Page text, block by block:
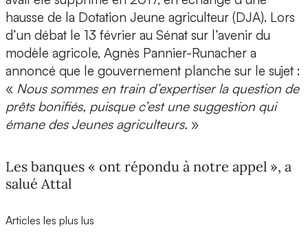
hausse de la Dotation Jeune agriculteur (DJA). Lors
d’un débat le 13 février au Sénat sur l’avenir du
modèle agricole, Agnès Pannier-Runacher a
annoncé que le gouvernement planche sur le sujet :
« Nous sommes en train d’expertiser la question de
prêts bonifiés, puisque c’est une suggestion qui
émane des Jeunes agriculteurs. »
Les banques « ont répondu à notre appel », a
salué Attal
Articles les plus lus